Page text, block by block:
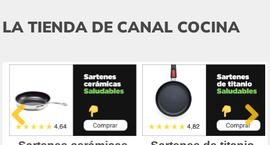
LA TIENDA DE CANAL COCINA